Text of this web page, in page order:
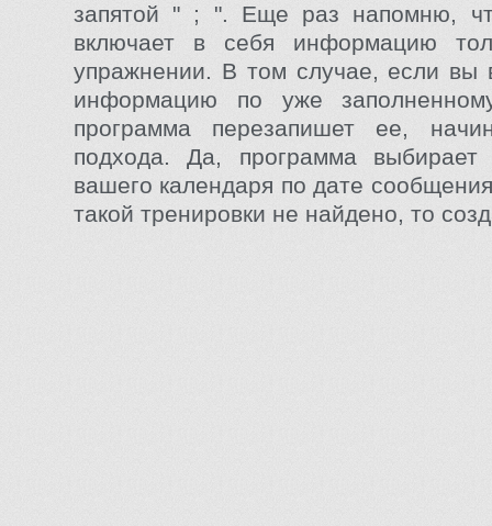
запятой " ; ". Еще раз напомню,
включает в себя информацию
упражнении. В том случае, если вы
информацию по уже
программа перезапишет ее,
подхода. Да, программа выбирает
вашего календаря по дате
такой тренировки не найдено, то